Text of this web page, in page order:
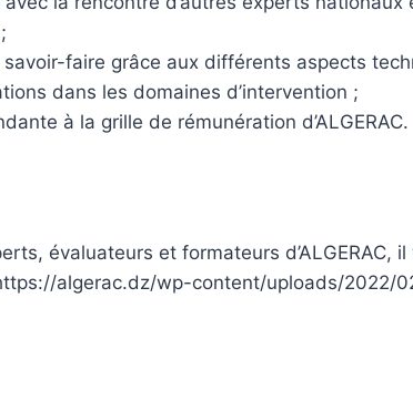
faire grâce aux différents aspects
dans les domaines d’intervention ;
à la grille de rémunération d’ALGERAC.
évaluateurs et formateurs
algerac.dz/wp-content/uploads/